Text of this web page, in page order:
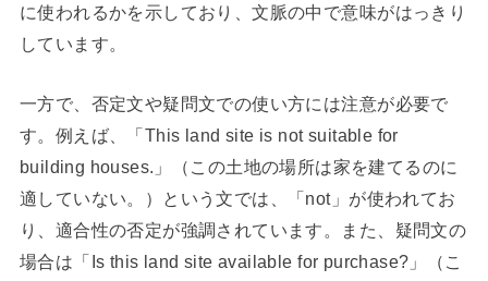
に使われるかを示しており、文脈の中で意味がはっきり
しています。
一方で、否定文や疑問文での使い方には注意が必要で
す。例えば、「This land site is not suitable for
building houses.」（この土地の場所は家を建てるのに
適していない。）という文では、「not」が使われてお
り、適合性の否定が強調されています。また、疑問文の
場合は「Is this land site available for purchase?」（こ